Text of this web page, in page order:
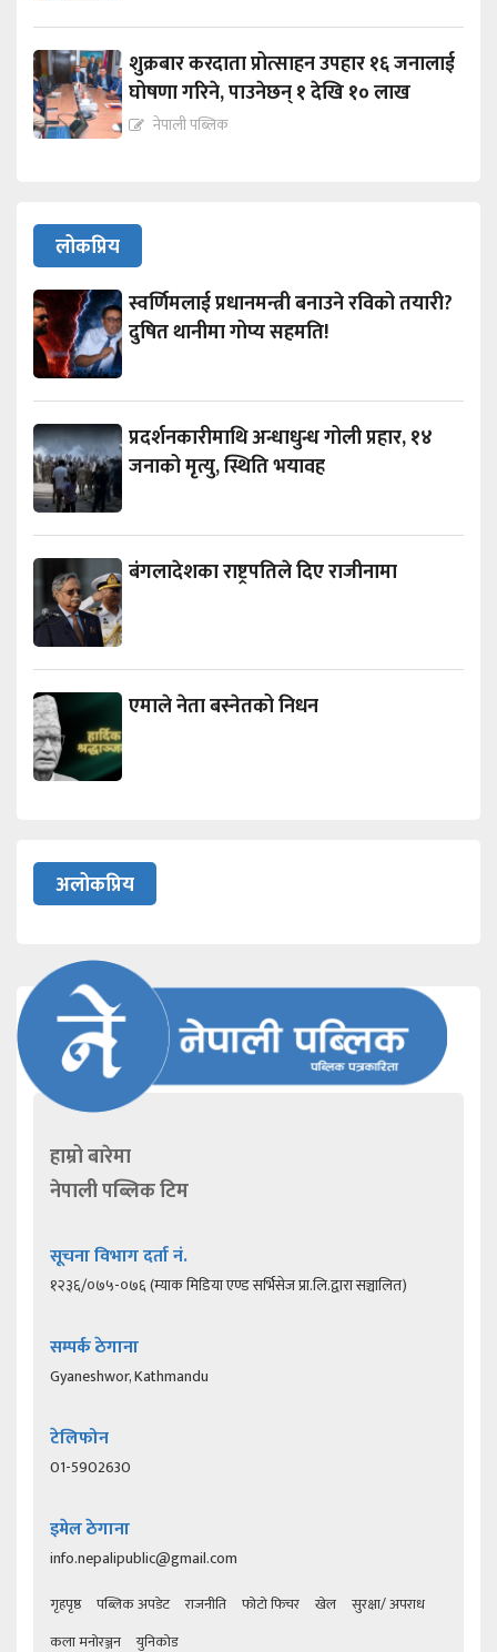
शुक्रबार करदाता प्रोत्साहन उपहार १६ जनालाई
घोषणा गरिने, पाउनेछन् १ देखि १० लाख
नेपाली पब्लिक
लोकप्रिय
स्वर्णिमलाई प्रधानमन्त्री बनाउने रविको तयारी?
दुषित थानीमा गोप्य सहमति!
प्रदर्शनकारीमाथि अन्धाधुन्ध गोली प्रहार, १४
जनाको मृत्यु, स्थिति भयावह
बंगलादेशका राष्ट्रपतिले दिए राजीनामा
एमाले नेता बस्नेतको निधन
अलोकप्रिय
हाम्रो बारेमा
नेपाली पब्लिक टिम
सूचना विभाग दर्ता नं.
१२३६/०७५-०७६ (म्याक मिडिया एण्ड सर्भिसेज प्रा.लि.द्वारा सञ्चालित)
सम्पर्क ठेगाना
Gyaneshwor, Kathmandu
टेलिफोन
01-5902630
इमेल ठेगाना
info.nepalipublic@gmail.com
गृहपृष्ठ पब्लिक अपडेट राजनीति फोटो फिचर खेल
सुरक्षा/ अपराध
कला मनोरञ्जन
युनिकोड